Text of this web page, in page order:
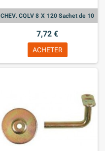
CHEV. CQLV 8 X 120 Sachet de 10
7,72 €
ACHETER